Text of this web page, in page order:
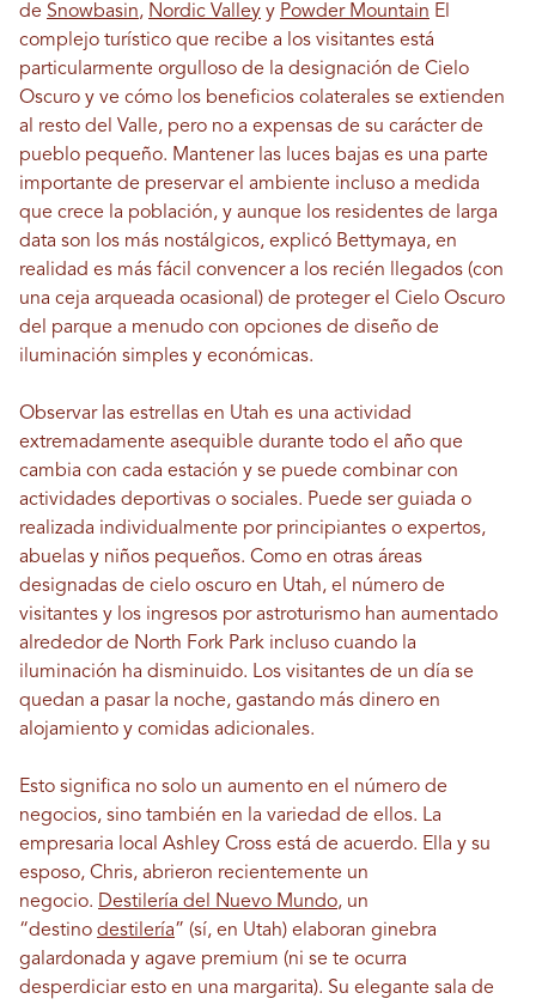
de Snowbasin, Nordic Valley y Powder Mountain El
complejo turístico que recibe a los visitantes está
particularmente orgulloso de la designación de Cielo
Oscuro y ve cómo los beneficios colaterales se extienden
al resto del Valle, pero no a expensas de su carácter de
pueblo pequeño. Mantener las luces bajas es una parte
importante de preservar el ambiente incluso a medida
que crece la población, y aunque los residentes de larga
data son los más nostálgicos, explicó Bettymaya, en
realidad es más fácil convencer a los recién llegados (con
una ceja arqueada ocasional) de proteger el Cielo Oscuro
del parque a menudo con opciones de diseño de
iluminación simples y económicas.
Observar las estrellas en Utah es una actividad
extremadamente asequible durante todo el año que
cambia con cada estación y se puede combinar con
actividades deportivas o sociales. Puede ser guiada o
realizada individualmente por principiantes o expertos,
abuelas y niños pequeños. Como en otras áreas
designadas de cielo oscuro en Utah, el número de
visitantes y los ingresos por astroturismo han aumentado
alrededor de North Fork Park incluso cuando la
iluminación ha disminuido. Los visitantes de un día se
quedan a pasar la noche, gastando más dinero en
alojamiento y comidas adicionales.
Esto significa no solo un aumento en el número de
negocios, sino también en la variedad de ellos. La
empresaria local Ashley Cross está de acuerdo. Ella y su
esposo, Chris, abrieron recientemente un
negocio. Destilería del Nuevo Mundo, un
“destino destilería” (sí, en Utah) elaboran ginebra
galardonada y agave premium (ni se te ocurra
desperdiciar esto en una margarita). Su elegante sala de